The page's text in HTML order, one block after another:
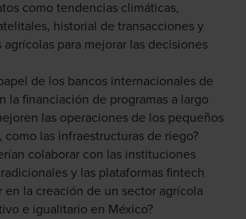
como tendencias climáticas,
historial de transacciones y
para mejorar las decisiones
de los bancos internacionales de
la financiación de programas a largo
las operaciones de los pequeños
como las infraestructuras de riego?
colaborar con las instituciones
y las plataformas fintech
en la creación de un sector agrícola
e igualitario en México?